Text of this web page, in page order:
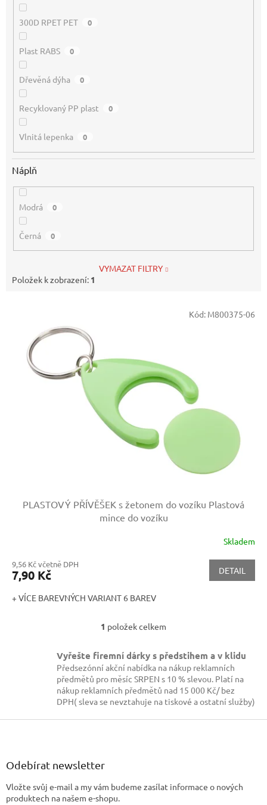
300D RPET PET 0
Plast RABS 0
Dřevěná dýha 0
Recyklovaný PP plast 0
Vlnitá lepenka 0
Náplň
Modrá 0
Černá 0
VYMAZAT FILTRY
Položek k zobrazení: 1
PLASTOVÝ PŘÍVĚŠEK s žetonem do vozíku Plastová
mince do vozíku
Skladem
9,56 Kč včetně DPH
7,90 Kč DETAIL
+ VÍCE BAREVNÝCH VARIANT 6 BAREV
Kód: M800375-06
O
l
á
d
a
c
p
ý
1 položek celkem
Vyřešte firemní dárky s předstihem a v klidu
Předsezónní akční nabídka na nákup reklamních
předmětů pro měsíc SRPEN s 10 % slevou. Platí na
nákup reklamních předmětů nad 15 000 Kč/ bez
DPH( sleva se nevztahuje na tiskové a ostatní služby)
Z
Odebírat newsletter
Vložte svůj e-mail a my vám budeme zasílat informace o nových
produktech na našem e-shopu.